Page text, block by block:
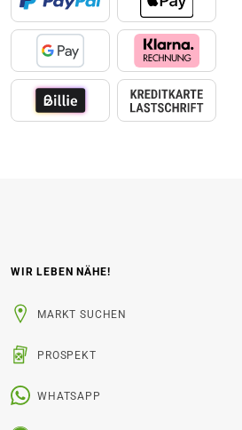
WIR LEBEN NÄHE!
MARKT SUCHEN
PROSPEKT
WHATSAPP